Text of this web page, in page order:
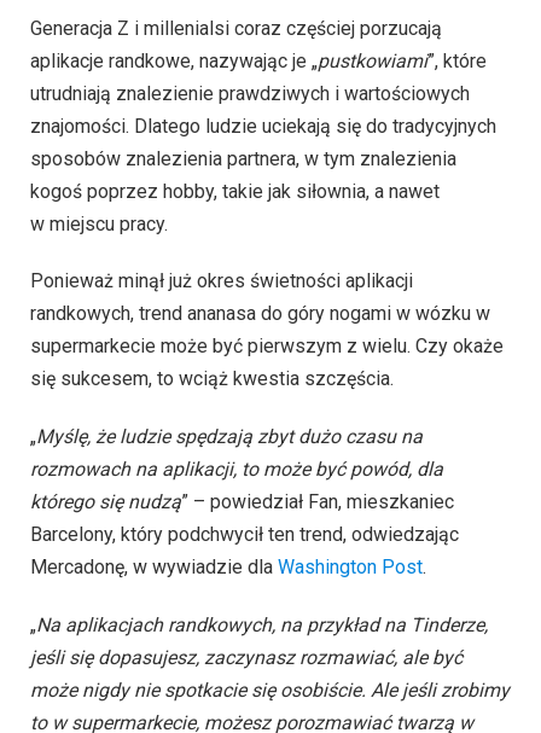
Generacja Z i millenialsi coraz częściej porzucają
aplikacje randkowe, nazywając je „pustkowiami”, które
utrudniają znalezienie prawdziwych i wartościowych
znajomości. Dlatego ludzie uciekają się do tradycyjnych
sposobów znalezienia partnera, w tym znalezienia
kogoś poprzez hobby, takie jak siłownia, a nawet
w miejscu pracy.
Ponieważ minął już okres świetności aplikacji
randkowych, trend ananasa do góry nogami w wózku w
supermarkecie może być pierwszym z wielu. Czy okaże
się sukcesem, to wciąż kwestia szczęścia.
„Myślę, że ludzie spędzają zbyt dużo czasu na
rozmowach na aplikacji, to może być powód, dla
którego się nudzą” – powiedział Fan, mieszkaniec
Barcelony, który podchwycił ten trend, odwiedzając
Mercadonę, w wywiadzie dla Washington Post.
„Na aplikacjach randkowych, na przykład na Tinderze,
jeśli się dopasujesz, zaczynasz rozmawiać, ale być
może nigdy nie spotkacie się osobiście. Ale jeśli zrobimy
to w supermarkecie, możesz porozmawiać twarzą w